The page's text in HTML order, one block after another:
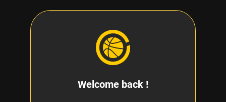
Welcome back !